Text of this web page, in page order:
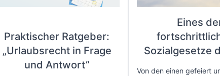
Praktischer Ratgeber:
„Urlaubsrecht in Frage
und Antwort”
Eines
Sozialgesetze
Von den einen gefeiert